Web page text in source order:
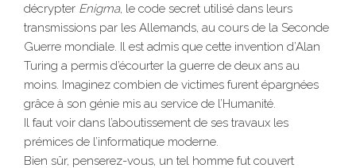
décrypter Enigma, le code secret utilisé dans leurs
transmissions par les Allemands, au cours de la Seconde
Guerre mondiale. Il est admis que cette invention d’Alan
Turing a permis d’écourter la guerre de deux ans au
moins. Imaginez combien de victimes furent épargnées
grâce à son génie mis au service de l’Humanité.
Il faut voir dans l’aboutissement de ses travaux les
prémices de l’informatique moderne.
Bien sûr, penserez-vous, un tel homme fut couvert